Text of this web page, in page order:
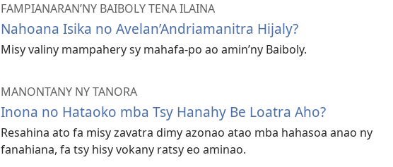
FAMPIANARAN’NY BAIBOLY TENA ILAINA
Nahoana Isika no Avelan’Andriamanitra Hijaly?
Misy valiny mampahery sy mahafa-po ao amin’ny Baiboly.
MANONTANY NY TANORA
Inona no Hataoko mba Tsy Hanahy Be Loatra Aho?
Resahina ato fa misy zavatra dimy azonao atao mba hahasoa anao ny
fanahiana, fa tsy hisy vokany ratsy eo aminao.